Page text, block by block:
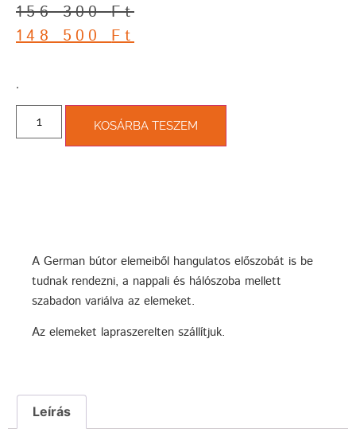
156 300Ft
148 500Ft
­.
KOSÁRBA TESZEM
A German bútor elemeiből hangulatos előszobát is be
tudnak rendezni, a nappali és hálószoba mellett
szabadon variálva az elemeket.
Az elemeket lapraszerelten szállítjuk.
Leírás